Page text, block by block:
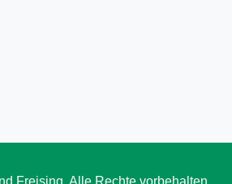
Freising. Alle Rechte vorbehalten.